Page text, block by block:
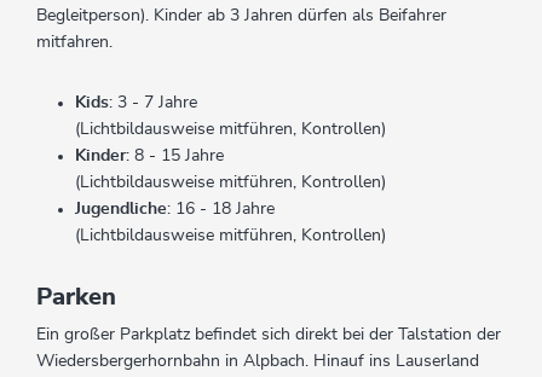
Begleitperson). Kinder ab 3 Jahren dürfen als Beifahrer
mitfahren.
Kids: 3 - 7 Jahre
(Lichtbildausweise mitführen, Kontrollen)
Kinder: 8 - 15 Jahre
(Lichtbildausweise mitführen, Kontrollen)
Jugendliche: 16 - 18 Jahre
(Lichtbildausweise mitführen, Kontrollen)
Parken
Ein großer Parkplatz befindet sich direkt bei der Talstation der
Wiedersbergerhornbahn in Alpbach. Hinauf ins Lauserland